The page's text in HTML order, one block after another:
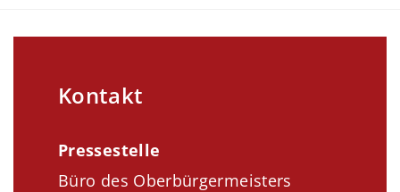
Kontakt
Pressestelle
Büro des Oberbürgermeisters